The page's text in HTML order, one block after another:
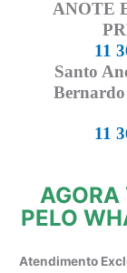
ANOTE
11
Santo
Bernardo
11
AGORA
PELO
Atendimento